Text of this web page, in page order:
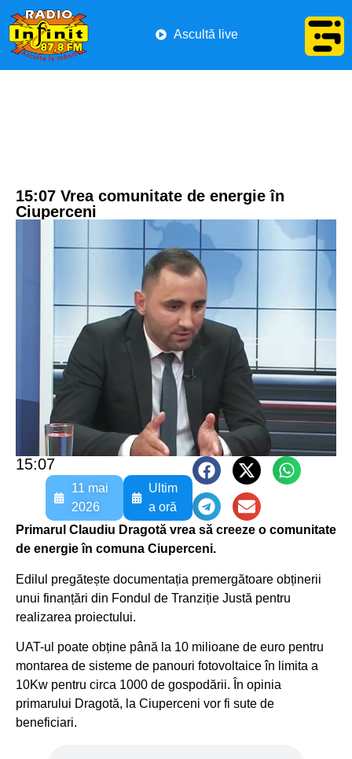
Ascultă live
15:07 Vrea comunitate de energie în
Ciuperceni
15:07
11 mai
2026
Ultim
a oră
Primarul Claudiu Dragotă vrea să creeze o comunitate
de energie în comuna Ciuperceni.
Edilul pregătește documentația premergătoare obținerii
unui finanțări din Fondul de Tranziție Justă pentru
realizarea proiectului.
UAT-ul poate obține până la 10 milioane de euro pentru
montarea de sisteme de panouri fotovoltaice în limita a
10Kw pentru circa 1000 de gospodării. În opinia
primarului Dragotă, la Ciuperceni vor fi sute de
beneficiari.